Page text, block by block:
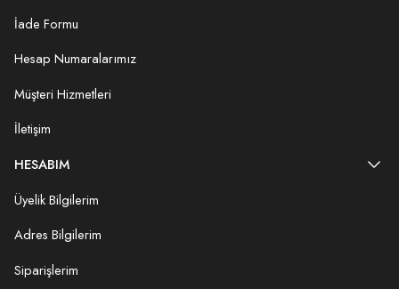
İade Formu
Hesap Numaralarımız
Müşteri Hizmetleri
İletişim
HESABIM
Üyelik Bilgilerim
Adres Bilgilerim
Siparişlerim